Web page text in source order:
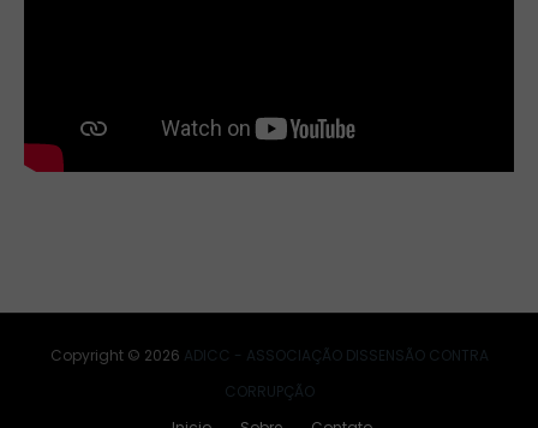
Copyright © 2026 ADICC - ASSOCIAÇÃO DISSENSÃO CONTRA
CORRUPÇÃO